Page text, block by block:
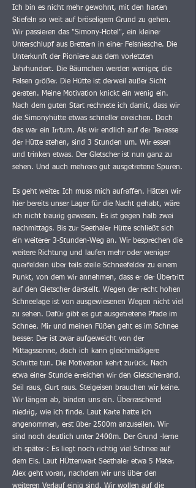
Ich bin es nicht mehr gewohnt, mit den harten
Stiefeln so weit auf bröseligem Grund zu gehen.
Wir passieren das "Simony-Hotel", ein kleiner
Unterschlupf aus Brettern in einer Felsniesche. Die
Unterkunft der Pioniere aus dem vorletzten
Jahrhundert. Die Bäumchen werden weniger, die
Felsen größer. Die Hütte ist derweil außer Sicht
geraten. Meine Motivation knickt ein wenig ein.
Nach dem guten Start rechnete ich damit, dass wir
die Simonyhütte etwas schneller erreichen. Doch
das war ein Irrtum. Als wir endlich auf der Terrasse
der Hütte stehen, sind 3 Stunden um. Wir essen
und trinken etwas. Der Gletscher ist nun ganz zu
sehen. Und auch mehrere gut ausgetretene Spuren.
Es geht weiter. Ich muss mich aufraffen. Hätten wir
hier bereits unser Lager für die Nacht gehabt, wäre
ich nicht traurig gewesen. Es ist gegen halb zwei
nachmittags. Bis zur Seethaler Hütte schließt sich
ein weiterer 3-Stunden-Weg an. Wir besprechen die
weitere Richtung und laufen mehr oder weniger
querfeldein über teils steile Schneefelder zu einem
Punkt, von dem wir annehmen, dass er der Übertritt
auf den Gletscher darstellt. Wegen der recht hohen
Schneelage ist von ausgewiesenen Wegen nicht viel
zu sehen. Dafür gibt es gut ausgetretene Pfade im
Schnee. Mir und meinen Füßen geht es im Schnee
besser. Der ist zwar aufgeweicht von der
Mittagssonne, doch ich kann gleichmäßigere
Schritte tun. Die Motivation kehrt zurück. Nach
etwa einer Stunde erreichen wir den Gletscherrand.
Seil raus, Gurt raus. Steigeisen brauchen wir keine.
Wir längen ab, binden uns ein. Überraschend
niedrig, wie ich finde. Laut Karte hatte ich
angenommen, erst über 2500m anzuseilen. Wir
sind noch deutlich unter 2400m. Der Grund -lerne
ich später-: Es liegt noch richtig viel Schnee auf
dem Eis. Laut HÜttenwart Seethaler etwa 5 Meter.
Alex geht voran, nachdem wir uns über den
weiteren Verlauf einig sind. Wir wollen auf die